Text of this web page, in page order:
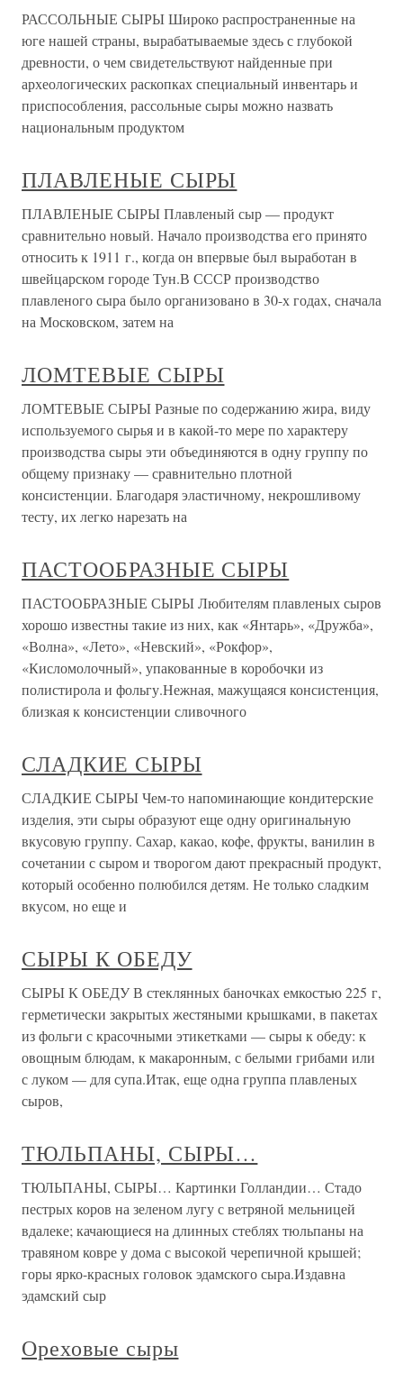
РАССОЛЬНЫЕ СЫРЫ Широко распространенные на
юге нашей страны, вырабатываемые здесь с глубокой
древности, о чем свидетельствуют найденные при
археологических раскопках специальный инвентарь и
приспособления, рассольные сыры можно назвать
национальным продуктом
ПЛАВЛЕНЫЕ СЫРЫ
ПЛАВЛЕНЫЕ СЫРЫ Плавленый сыр — продукт
сравнительно новый. Начало производства его принято
относить к 1911 г., когда он впервые был выработан в
швейцарском городе Тун.В СССР производство
плавленого сыра было организовано в 30-х годах, сначала
на Московском, затем на
ЛОМТЕВЫЕ СЫРЫ
ЛОМТЕВЫЕ СЫРЫ Разные по содержанию жира, виду
используемого сырья и в какой-то мере по характеру
производства сыры эти объединяются в одну группу по
общему признаку — сравнительно плотной
консистенции. Благодаря эластичному, некрошливому
тесту, их легко нарезать на
ПАСТООБРАЗНЫЕ СЫРЫ
ПАСТООБРАЗНЫЕ СЫРЫ Любителям плавленых сыров
хорошо известны такие из них, как «Янтарь», «Дружба»,
«Волна», «Лето», «Невский», «Рокфор»,
«Кисломолочный», упакованные в коробочки из
полистирола и фольгу.Нежная, мажущаяся консистенция,
близкая к консистенции сливочного
СЛАДКИЕ СЫРЫ
СЛАДКИЕ СЫРЫ Чем-то напоминающие кондитерские
изделия, эти сыры образуют еще одну оригинальную
вкусовую группу. Сахар, какао, кофе, фрукты, ванилин в
сочетании с сыром и творогом дают прекрасный продукт,
который особенно полюбился детям. Не только сладким
вкусом, но еще и
СЫРЫ К ОБЕДУ
СЫРЫ К ОБЕДУ В стеклянных баночках емкостью 225 г,
герметически закрытых жестяными крышками, в пакетах
из фольги с красочными этикетками — сыры к обеду: к
овощным блюдам, к макаронным, с белыми грибами или
с луком — для супа.Итак, еще одна группа плавленых
сыров,
ТЮЛЬПАНЫ, СЫРЫ…
ТЮЛЬПАНЫ, СЫРЫ… Картинки Голландии… Стадо
пестрых коров на зеленом лугу с ветряной мельницей
вдалеке; качающиеся на длинных стеблях тюльпаны на
травяном ковре у дома с высокой черепичной крышей;
горы ярко-красных головок эдамского сыра.Издавна
эдамский сыр
Ореховые сыры